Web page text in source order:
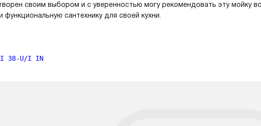
своим выбором и с уверенностью могу рекомендовать эту мойку
сантехнику для своей кухни.
38-U/I IN